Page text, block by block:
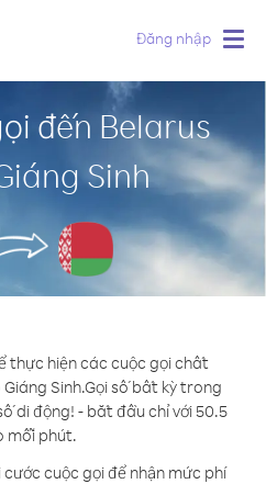
Đăng nhập
đến Belarus
Sinh
thực hiện các cuộc gọi chất
Sinh.Gọi số bất kỳ trong
di động! - bắt đầu chỉ với 50.5
mỗi phút.
cuộc gọi để nhận mức phí